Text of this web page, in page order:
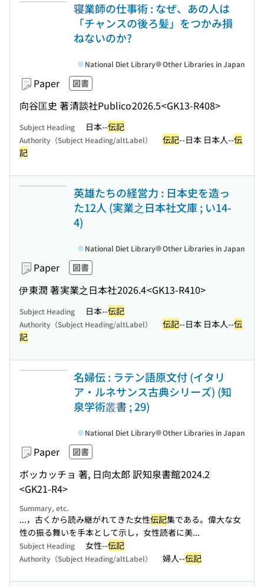
寝業師の仕事術 : なぜ、あの人は
「チャンスの後ろ髪」をつかみ損
ねないのか?
Paper 図書
向谷匡史 著清談社Publico2026.5<GK13-R408>
National Diet Library Other Libraries in Japan
Subject Heading 日本--伝記
Authority（Subject Heading/altLabel） 伝記--日本 日本人--伝
記
英雄たちの経営力 : 日本史を造っ
た12人 (実業之日本社文庫 ; い14-
4)
Paper 図書
伊東潤 著実業之日本社2026.4<GK13-R410>
National Diet Library Other Libraries in Japan
Subject Heading 日本--伝記
Authority（Subject Heading/altLabel） 伝記--日本 日本人--伝
記
名婦伝 : ラテン語原文付 (イタリ
ア・ルネサンス古典シリーズ) (知
泉学術叢書 ; 29)
Paper 図書
ボッカッチョ 著, 日向太郎 訳知泉書館2024.2
<GK21-R4>
National Diet Library Other Libraries in Japan
Summary, etc.
...，古くから読み継がれてきた女性伝記集である。偉大な女
性の振る舞いを手本として示し，女性読者に美...
Subject Heading 女性--伝記
Authority（Subject Heading/altLabel） 婦人--伝記